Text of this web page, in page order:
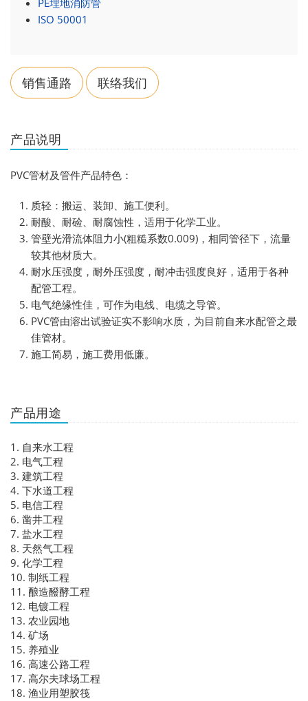
ISO 50001
销售通路 联络我们
产品说明
PVC管材及管件产品特色：
质轻：搬运、装卸、施工便利。
耐酸、耐硷、耐腐蚀性，适用于化学工业。
管壁光滑流体阻力小(粗糙系数0.009)，相同管径下，流量
较其他材质大。
耐水压强度，耐外压强度，耐冲击强度良好，适用于各种
配管工程。
电气绝缘性佳，可作为电线、电缆之导管。
PVC管由溶出试验证实不影响水质，为目前自来水配管之最
佳管材。
施工简易，施工费用低廉。
产品用途
1. 自来水工程
2. 电气工程
3. 建筑工程
4. 下水道工程
5. 电信工程
6. 凿井工程
7. 盐水工程
8. 天然气工程
9. 化学工程
10. 制纸工程
11. 酿造醱酵工程
12. 电镀工程
13. 农业园地
14. 矿场
15. 养殖业
16. 高速公路工程
17. 高尔夫球场工程
18. 渔业用塑胶筏